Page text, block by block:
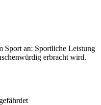
Sport an: Sportliche Leistung
erbracht wird.